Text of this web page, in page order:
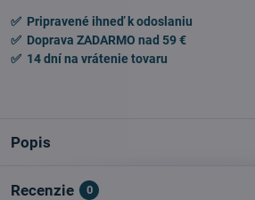
✅ Pripravené ihneď k odoslaniu
✅ Doprava ZADARMO nad 59 €
✅ 14 dní na vrátenie tovaru
Popis
Recenzie 0